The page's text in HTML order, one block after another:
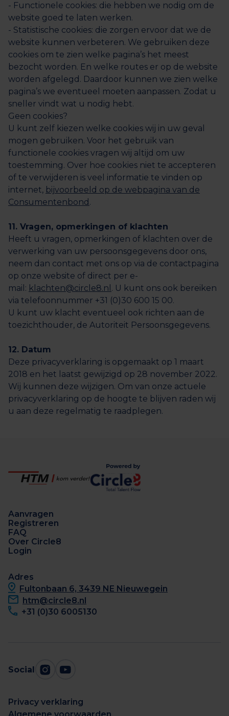
- Functionele cookies: die hebben we nodig om de
website goed te laten werken.
- Statistische cookies: die zorgen ervoor dat we de
website kunnen verbeteren. We gebruiken deze
cookies om te zien welke pagina’s het meest
bezocht worden. En welke routes er op de website
worden afgelegd. Daardoor kunnen we zien welke
pagina’s we eventueel moeten aanpassen. Zodat u
sneller vindt wat u nodig hebt.
Geen cookies?
U kunt zelf kiezen welke cookies wij in uw geval
mogen gebruiken. Voor het gebruik van
functionele cookies vragen wij altijd om uw
toestemming. Over hoe cookies niet te accepteren
of te verwijderen is veel informatie te vinden op
internet, bijvoorbeeld op de webpagina van de
Consumentenbond .
11. Vragen, opmerkingen of klachten
Heeft u vragen, opmerkingen of klachten over de
verwerking van uw persoonsgegevens door ons,
neem dan contact met ons op via de contactpagina
op onze website of direct per e-
mail: klachten@circle8.nl . U kunt ons ook bereiken
via telefoonnummer +31 (0)30 600 15 00.
U kunt uw klacht eventueel ook richten aan de
toezichthouder, de Autoriteit Persoonsgegevens.
12. Datum
Deze privacyverklaring is opgemaakt op 1 maart
2018 en het laatst gewijzigd op 28 november 2022.
Wij kunnen deze wijzigen. Om van onze actuele
privacyverklaring op de hoogte te blijven raden wij
u aan deze regelmatig te raadplegen.
Aanvragen
Registreren
FAQ
Over Circle8
Login
Adres
Fultonbaan 6, 3439 NE Nieuwegein
htm@circle8.nl
+31 (0)30 6005130
Social
Privacy verklaring